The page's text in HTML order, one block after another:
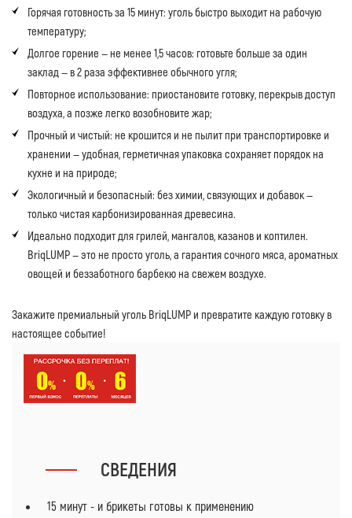
Горячая готовность за 15 минут: уголь быстро выходит на рабочую
температуру;
Долгое горение — не менее 1,5 часов: готовьте больше за один
заклад — в 2 раза эффективнее обычного угля;
Повторное использование: приостановите готовку, перекрыв доступ
воздуха, а позже легко возобновите жар;
Прочный и чистый: не крошится и не пылит при транспортировке и
хранении — удобная, герметичная упаковка сохраняет порядок на
кухне и на природе;
Экологичный и безопасный: без химии, связующих и добавок —
только чистая карбонизированная древесина.
Идеально подходит для грилей, мангалов, казанов и коптилен.
BriqLUMP — это не просто уголь, а гарантия сочного мяса, ароматных
овощей и беззаботного барбекю на свежем воздухе.
Закажите премиальный уголь BriqLUMP и превратите каждую готовку в
настоящее событие!
СВЕДЕНИЯ
15 минут - и брикеты готовы к применению